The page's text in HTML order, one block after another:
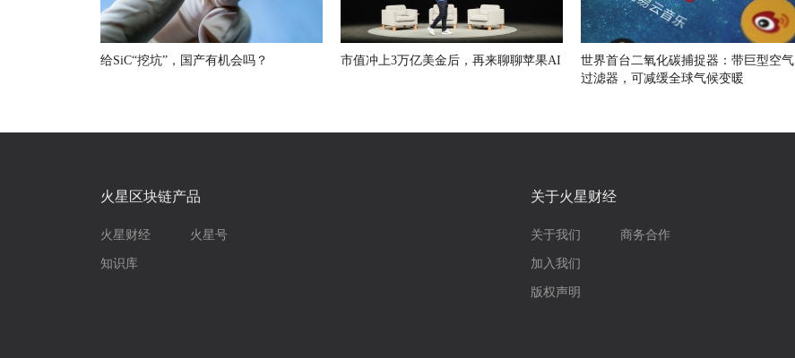
给SiC“挖坑”，国产有机会吗？ 市值冲上3万亿美金后，再来聊聊苹果AI
世界首台二氧化碳捕捉器：带巨型空气
过滤器，可减缓全球气候变暖
火星区块链产品
火星财经 火星号
知识库
关于火星财经
关于我们
加入我们
版权声明
商务合作